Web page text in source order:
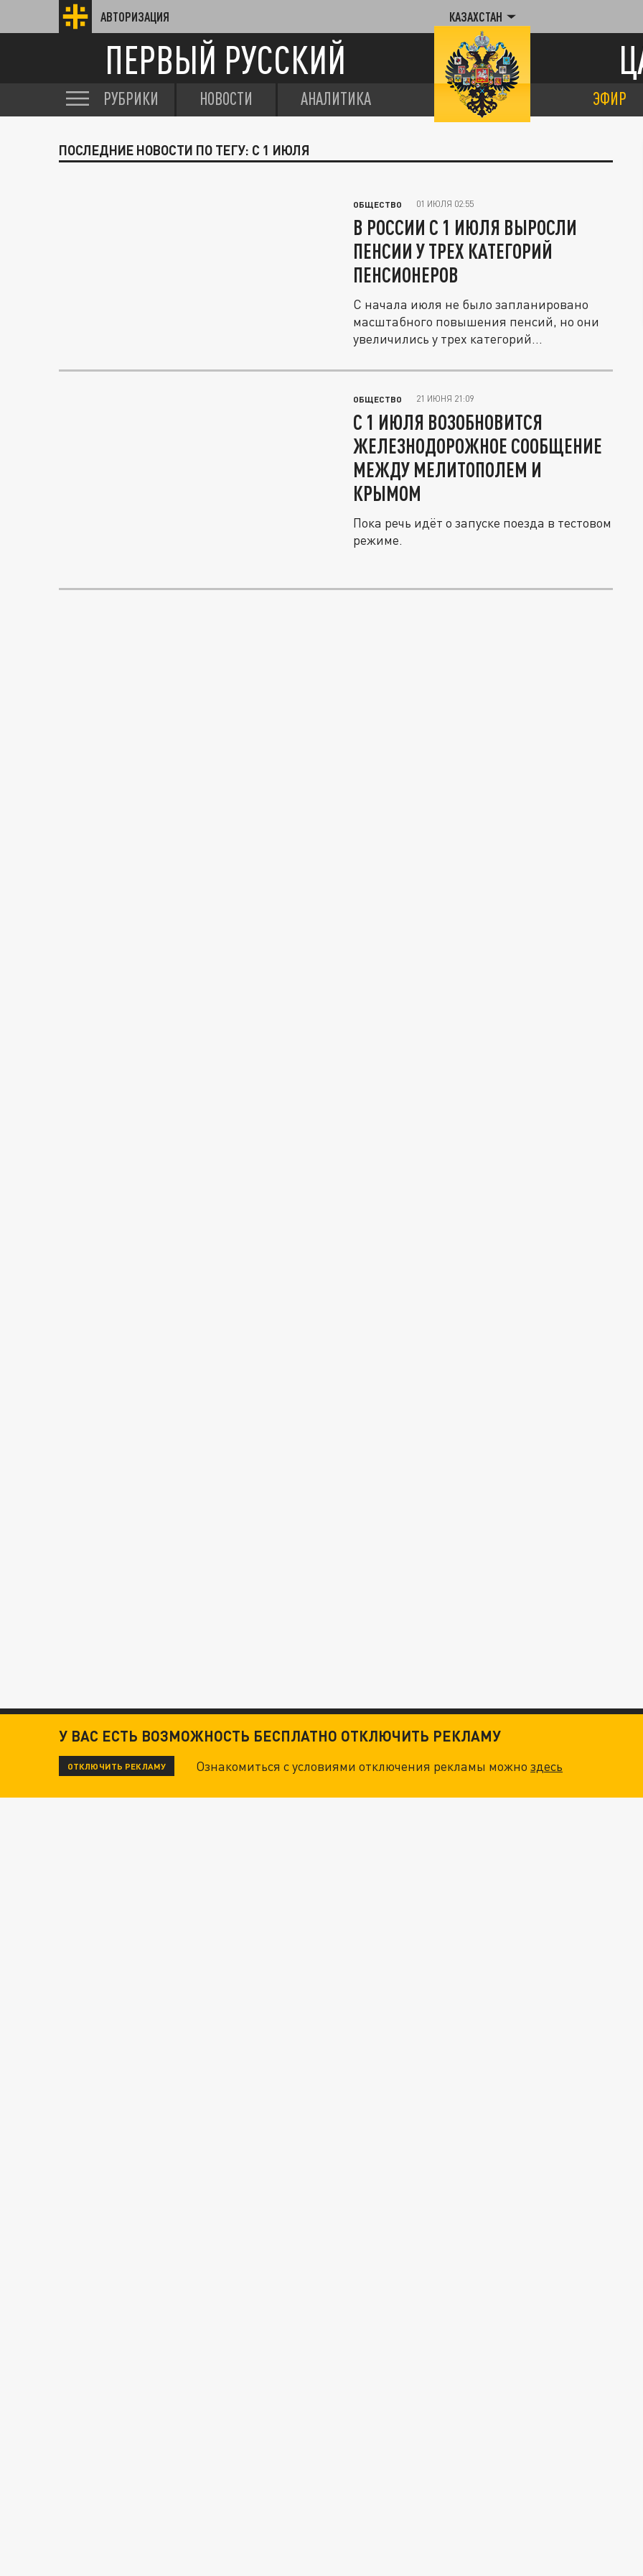
АВТОРИЗАЦИЯ КАЗАХСТАН
ПЕРВЫЙ РУССКИЙ
РУБРИКИ НОВОСТИ АНАЛИТИКА ЭФИР
ПОСЛЕДНИЕ НОВОСТИ ПО ТЕГУ: С 1 ИЮЛЯ
ОБЩЕСТВО 01 ИЮЛЯ 02:55
В РОССИИ С 1 ИЮЛЯ ВЫРОСЛИ
ПЕНСИИ У ТРЕХ КАТЕГОРИЙ
ПЕНСИОНЕРОВ
С начала июля не было запланировано
масштабного повышения пенсий, но они
увеличились у трех категорий...
ОБЩЕСТВО 21 ИЮНЯ 21:09
С 1 ИЮЛЯ ВОЗОБНОВИТСЯ
ЖЕЛЕЗНОДОРОЖНОЕ СООБЩЕНИЕ
МЕЖДУ МЕЛИТОПОЛЕМ И
КРЫМОМ
Пока речь идёт о запуске поезда в тестовом
режиме.
У ВАС ЕСТЬ ВОЗМОЖНОСТЬ БЕСПЛАТНО ОТКЛЮЧИТЬ РЕКЛАМУ
ОТКЛЮЧИТЬ РЕКЛАМУ Ознакомиться с условиями отключения рекламы можноздесь